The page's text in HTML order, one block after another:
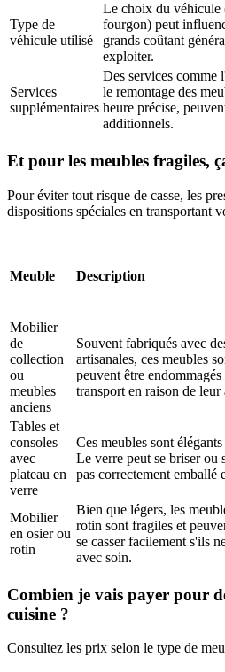
Type de
véhicule utilisé
Le choix du véhicule
fourgon) peut
grands coûtant
exploiter.
Services
supplémentaires
Des services comme
le remontage des
heure précise,
additionnels.
Et pour les meubles fragiles,
Pour éviter tout risque de casse, les
dispositions spéciales en transportant
Meuble Description
Mobilier
de
collection
ou
meubles
anciens
Souvent fabriqués avec
artisanales, ces meubles
peuvent être
transport en raison de leur
Tables et
consoles
avec
plateau en
verre
Ces meubles sont
Le verre peut se briser ou
pas correctement emballé
Mobilier
en osier ou
rotin
Bien que légers, les
rotin sont fragiles et
se casser facilement s'ils
avec soin.
Combien je vais payer pour
cuisine ?
Consultez les prix selon le type de